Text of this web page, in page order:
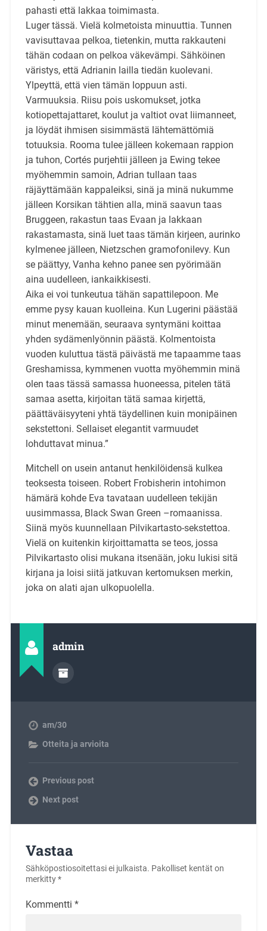
pahasti että lakkaa toimimasta.
Luger tässä. Vielä kolmetoista minuuttia. Tunnen
vavisuttavaa pelkoa, tietenkin, mutta rakkauteni
tähän codaan on pelkoa väkevämpi. Sähköinen
väristys, että Adrianin lailla tiedän kuolevani.
Ylpeyttä, että vien tämän loppuun asti.
Varmuuksia. Riisu pois uskomukset, jotka
kotiopettajattaret, koulut ja valtiot ovat liimanneet,
ja löydät ihmisen sisimmästä lähtemättömiä
totuuksia. Rooma tulee jälleen kokemaan rappion
ja tuhon, Cortés purjehtii jälleen ja Ewing tekee
myöhemmin samoin, Adrian tullaan taas
räjäyttämään kappaleiksi, sinä ja minä nukumme
jälleen Korsikan tähtien alla, minä saavun taas
Bruggeen, rakastun taas Evaan ja lakkaan
rakastamasta, sinä luet taas tämän kirjeen, aurinko
kylmenee jälleen, Nietzschen gramofonilevy. Kun
se päättyy, Vanha kehno panee sen pyörimään
aina uudelleen, iankaikkisesti.
Aika ei voi tunkeutua tähän sapattilepoon. Me
emme pysy kauan kuolleina. Kun Lugerini päästää
minut menemään, seuraava syntymäni koittaa
yhden sydämenlyönnin päästä. Kolmentoista
vuoden kuluttua tästä päivästä me tapaamme taas
Greshamissa, kymmenen vuotta myöhemmin minä
olen taas tässä samassa huoneessa, pitelen tätä
samaa asetta, kirjoitan tätä samaa kirjettä,
päättäväisyyteni yhtä täydellinen kuin monipäinen
sekstettoni. Sellaiset elegantit varmuudet
lohduttavat minua.”
Mitchell on usein antanut henkilöidensä kulkea
teoksesta toiseen. Robert Frobisherin intohimon
hämärä kohde Eva tavataan uudelleen tekijän
uusimmassa, Black Swan Green –romaanissa.
Siinä myös kuunnellaan Pilvikartasto-sekstettoa.
Vielä on kuitenkin kirjoittamatta se teos, jossa
Pilvikartasto olisi mukana itsenään, joku lukisi sitä
kirjana ja loisi siitä jatkuvan kertomuksen merkin,
joka on alati ajan ulkopuolella.
admin
am/30
Otteita ja arvioita
Previous post
Next post
Vastaa
Sähköpostiosoitettasi ei julkaista. Pakolliset kentät on
merkitty*
Kommentti *